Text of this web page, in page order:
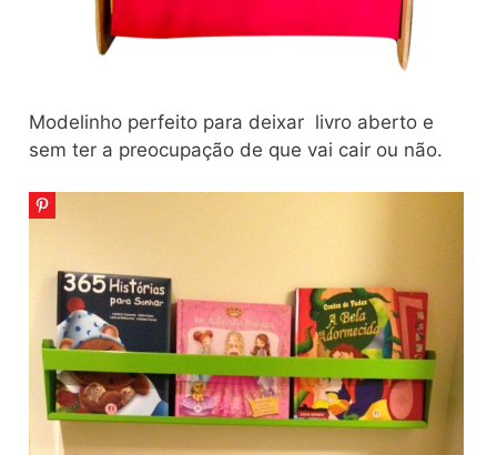
Modelinho perfeito para deixar livro aberto e
sem ter a preocupação de que vai cair ou não.